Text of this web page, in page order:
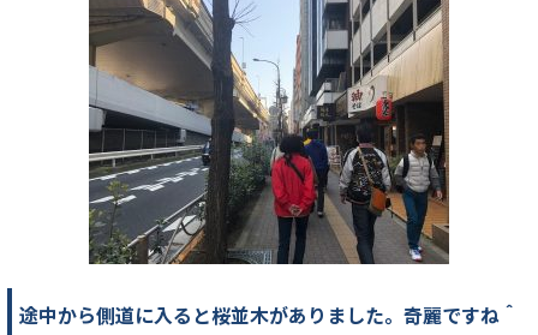
途中から側道に入ると桜並木がありました。奇麗ですね＾